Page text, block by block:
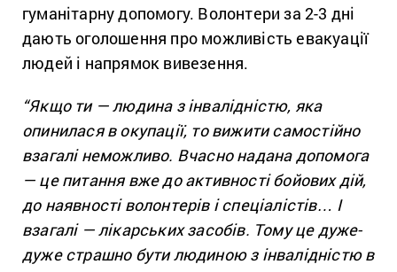
гуманітарну допомогу. Волонтери за 2-3 дні
дають оголошення про можливість евакуації
людей і напрямок вивезення.
“Якщо ти — людина з інвалідністю, яка
опинилася в окупації, то вижити самостійно
взагалі неможливо. Вчасно надана допомога
— це питання вже до активності бойових дій,
до наявності волонтерів і спеціалістів… І
взагалі — лікарських засобів. Тому це дуже-
дуже страшно бути людиною з інвалідністю в